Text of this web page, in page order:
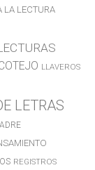
LA LECTURA
LLAVEROS
LETRAS
REGISTROS